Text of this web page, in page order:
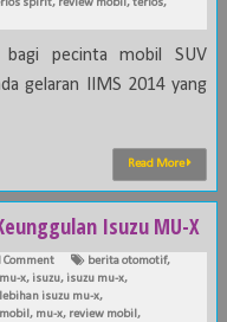
spirit, review mobil ,terios,
pecinta mobil SUV
gelaran IIMS 2014 yang
Read More
Isuzu MU-X
Comment berita otomotif,
x, isuzu, isuzu mu-x,
isuzu mu-x,
mobil , mu-x, review mobil ,